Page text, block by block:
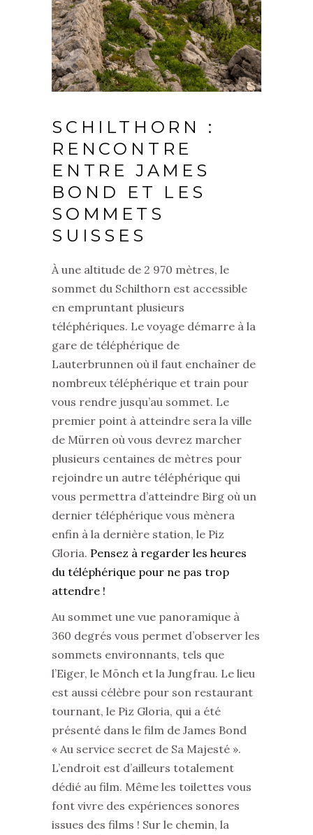
SCHILTHORN :
RENCONTRE
ENTRE JAMES
BOND ET LES
SOMMETS
SUISSES
À une altitude de 2 970 mètres, le
sommet du Schilthorn est accessible
en empruntant plusieurs
téléphériques. Le voyage démarre à la
gare de téléphérique de
Lauterbrunnen où il faut enchaîner de
nombreux téléphérique et train pour
vous rendre jusqu’au sommet. Le
premier point à atteindre sera la ville
de Mürren où vous devrez marcher
plusieurs centaines de mètres pour
rejoindre un autre téléphérique qui
vous permettra d’atteindre Birg où un
dernier téléphérique vous mènera
enfin à la dernière station, le Piz
Gloria. Pensez à regarder les heures
du téléphérique pour ne pas trop
attendre !
Au sommet une vue panoramique à
360 degrés vous permet d’observer les
sommets environnants, tels que
l’Eiger, le Mönch et la Jungfrau. Le lieu
est aussi célèbre pour son restaurant
tournant, le Piz Gloria, qui a été
présenté dans le film de James Bond
« Au service secret de Sa Majesté ».
L’endroit est d’ailleurs totalement
dédié au film. Même les toilettes vous
font vivre des expériences sonores
issues des films ! Sur le chemin, la